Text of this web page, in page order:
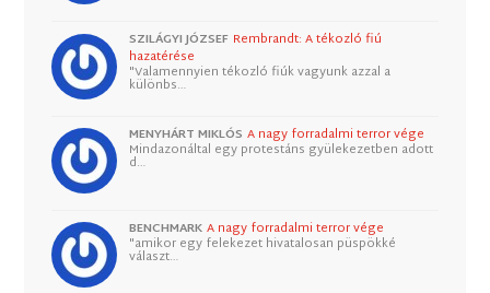
SZILÁGYI JÓZSEF Rembrandt: A tékozló fiú
hazatérése
"Valamennyien tékozló fiúk vagyunk azzal a
különbs…
MENYHÁRT MIKLÓS A nagy forradalmi terror vége
Mindazonáltal egy protestáns gyülekezetben adott
d…
BENCHMARK A nagy forradalmi terror vége
"amikor egy felekezet hivatalosan püspökké
választ…